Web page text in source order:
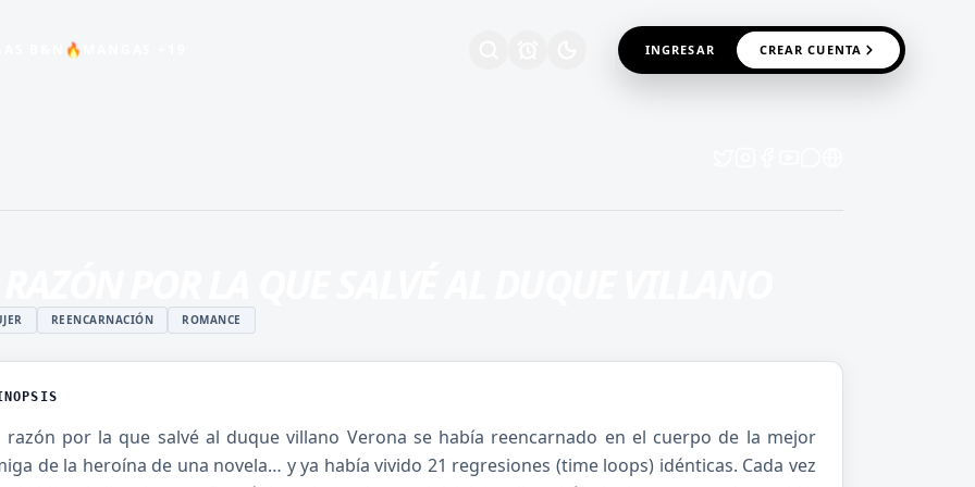
INDUSTRIA DEL
ENTRETENIMIENTO
MANHWA
🔥 INGRESAR CREAR CUENTA
REENCARNACIÓN ROMANCE
razón por la que salvé al duque villano Verona se había reencarnado en el cuerpo de la mejor
de la heroína de una novela… y ya había vivido 21 regresiones (time loops) idénticas. Cada vez